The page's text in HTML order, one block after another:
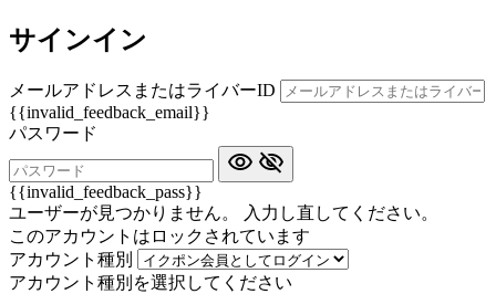
サインイン
メールアドレスまたはライバーID
{{invalid_feedback_email}}
パスワード
{{invalid_feedback_pass}}
ユーザーが見つかりません。 入力し直してください。
このアカウントはロックされています
アカウント種別
アカウント種別を選択してください